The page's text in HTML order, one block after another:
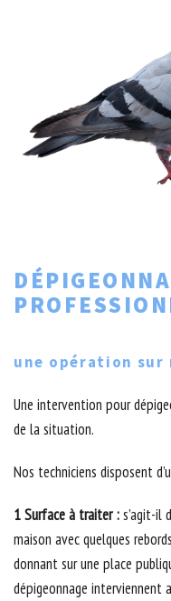
une opération sur
Une intervention pour
de la situation.
Nos techniciens disposent
1 Surface à traiter :s’agit-il
maison avec quelques
donnant sur une place
dépigeonnage interviennent